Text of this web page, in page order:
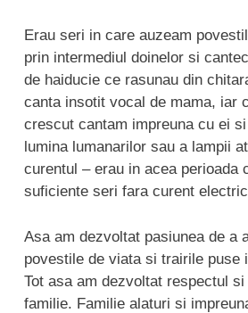
Erau seri in care auzeam
prin intermediul doinelor si
de haiducie ce rasunau din
canta insotit vocal de mama, iar
crescut cantam impreuna cu ei
lumina lumanarilor sau a lampii
curentul – erau in acea perioada
suficiente seri fara curent
Asa am dezvoltat pasiunea de a
povestile de viata si trairile puse
Tot asa am dezvoltat respectul
familie. Familie alaturi si